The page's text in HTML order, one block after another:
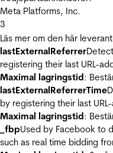
Meta Platforms, Inc.
3
Läs mer om den här
lastExternalReferrer
registering their last URL-
Maximal lagringstid:
lastExternalReferrerTime
by registering their last
Maximal lagringstid:
_fbpUsed by Facebook to
such as real time bidding